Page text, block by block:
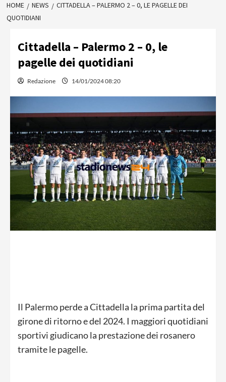
HOME NEWS
CITTADELLA – PALERMO 2 – 0, LE PAGELLE DEI
QUOTIDIANI
Cittadella – Palermo 2 – 0, le
pagelle dei quotidiani
Redazione 14/01/2024 08:20
Il Palermo perde a Cittadella la prima partita del
girone di ritorno e del 2024. I maggiori quotidiani
sportivi giudicano la prestazione dei rosanero
tramite le pagelle.